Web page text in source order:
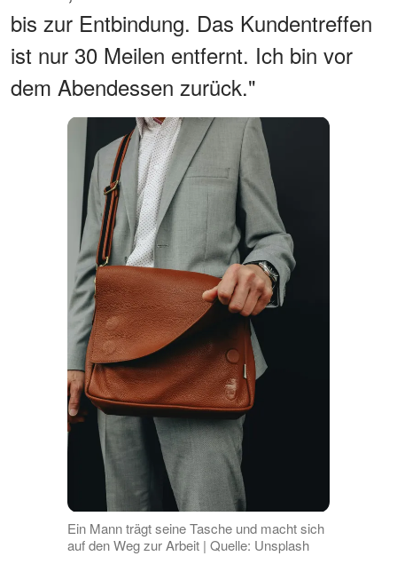
bis zur Entbindung. Das Kundentreffen
ist nur 30 Meilen entfernt. Ich bin vor
dem Abendessen zurück."
Ein Mann trägt seine Tasche und macht sich
auf den Weg zur Arbeit | Quelle: Unsplash